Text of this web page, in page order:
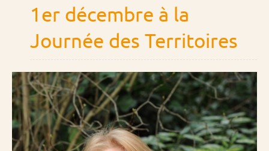
1er décembre à la
Journée des Territoires